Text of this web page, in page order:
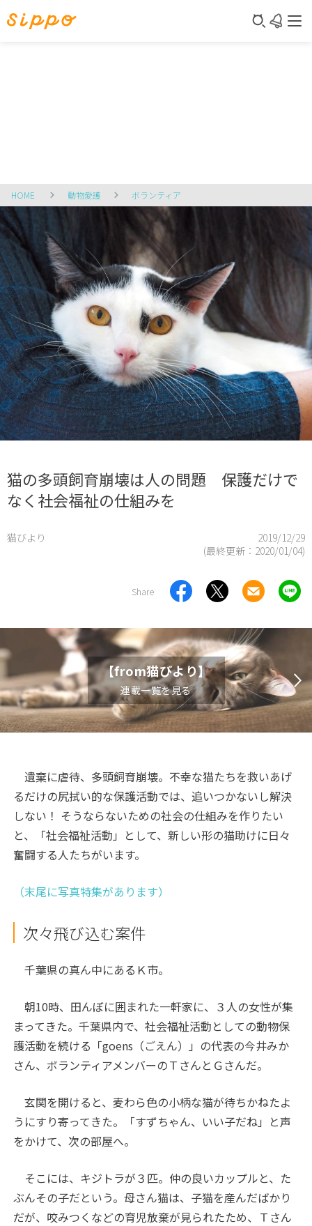
HOME 動物愛護 ボランティア
猫の多頭飼育崩壊は人の問題 保護だけで
なく社会福祉の仕組みを
猫びより
2019/12/29
(最終更新： 2020/01/04)
Share
【from猫びより】
連載一覧を見る
遺棄に虐待、多頭飼育崩壊。不幸な猫たちを救いあげ
るだけの尻拭い的な保護活動では、追いつかないし解決
しない！ そうならないための社会の仕組みを作りたい
と、「社会福祉活動」として、新しい形の猫助けに日々
奮闘する人たちがいます。
（末尾に写真特集があります）
次々飛び込む案件
千葉県の真ん中にあるＫ市。
朝10時、田んぼに囲まれた一軒家に、３人の女性が集
まってきた。千葉県内で、社会福祉活動としての動物保
護活動を続ける「goens（ごえん）」の代表の今井みか
さん、ボランティアメンバーのＴさんとＧさんだ。
玄関を開けると、麦わら色の小柄な猫が待ちかねたよ
うにすり寄ってきた。「すずちゃん、いい子だね」と声
をかけて、次の部屋へ。
そこには、キジトラが３匹。仲の良いカップルと、た
ぶんその子だという。母さん猫は、子猫を産んだばかり
だが、咬みつくなどの育児放棄が見られたため、Ｔさん